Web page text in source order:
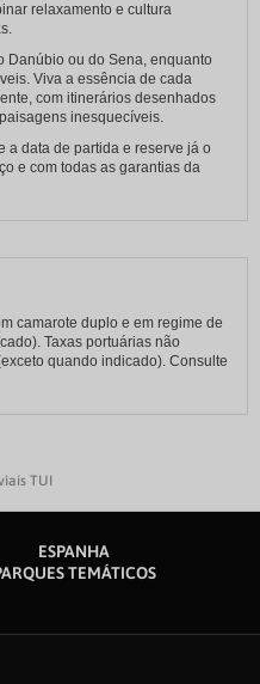
TUI
relaxamento e cultura
Danúbio ou do Sena, enquanto
Viva a essência de cada
com itinerários desenhados
inesquecíveis.
a data de partida e reserve já o
e com todas as garantias da
camarote duplo e em regime de
Taxas portuárias não
quando indicado). Consulte
ESPANHA
TEMÁTICOS